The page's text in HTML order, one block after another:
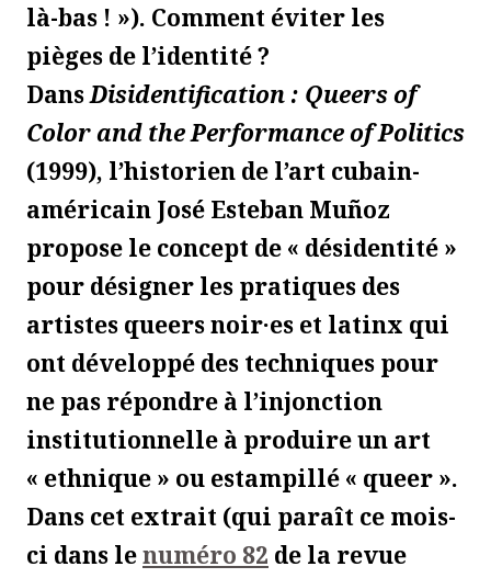
là-bas ! »). Comment éviter les
pièges de l’identité ?
DansDisidentification : Queers of
Color and the Performance of Politics
(1999), l’historien de l’art cubain-
américain José Esteban Muñoz
propose le concept de « désidentité »
pour désigner les pratiques des
artistes queers noir·es et latinx qui
ont développé des techniques pour
ne pas répondre à l’injonction
institutionnelle à produire un art
« ethnique » ou estampillé « queer ».
Dans cet extrait (qui paraît ce mois-
ci dans lenuméro 82 de la revue